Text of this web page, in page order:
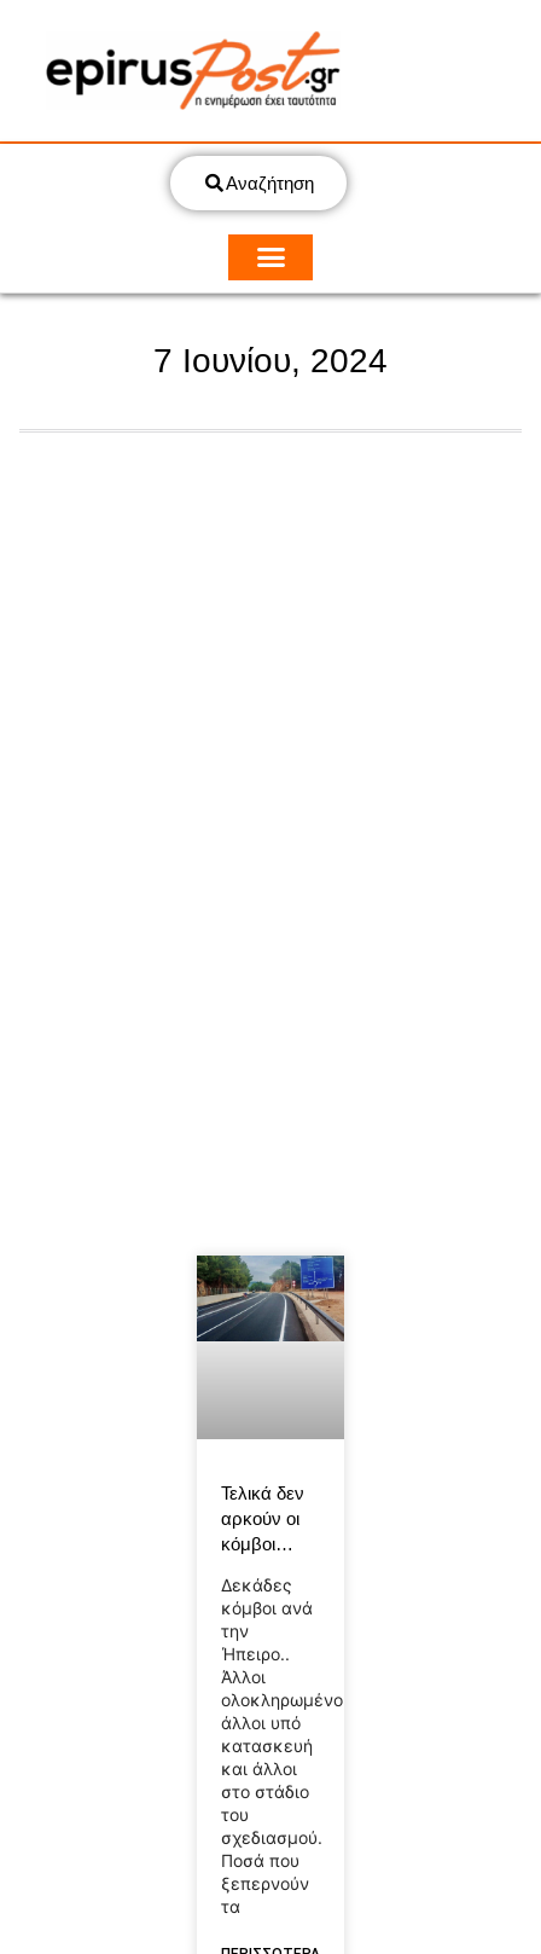
Αναζήτηση
7 Ιουνίου, 2024
Τελικά δεν
αρκούν οι
κόμβοι…
Δεκάδες
κόμβοι ανά
την
Ήπειρο..
Άλλοι
ολοκληρωμένοι,
άλλοι υπό
κατασκευή
και άλλοι
στο στάδιο
του
σχεδιασμού.
Ποσά που
ξεπερνούν
τα